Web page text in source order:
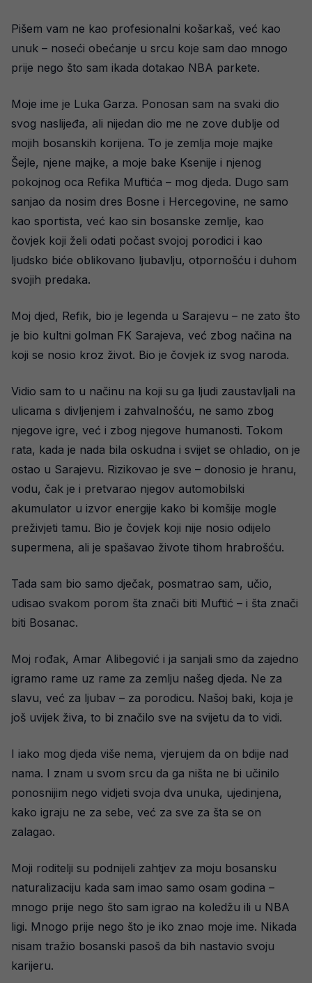
Pišem vam ne kao profesionalni košarkaš, već kao
unuk – noseći obećanje u srcu koje sam dao mnogo
prije nego što sam ikada dotakao NBA parkete.
Moje ime je Luka Garza. Ponosan sam na svaki dio
svog naslijeđa, ali nijedan dio me ne zove dublje od
mojih bosanskih korijena. To je zemlja moje majke
Šejle, njene majke, a moje bake Ksenije i njenog
pokojnog oca Refika Muftića – mog djeda. Dugo sam
sanjao da nosim dres Bosne i Hercegovine, ne samo
kao sportista, već kao sin bosanske zemlje, kao
čovjek koji želi odati počast svojoj porodici i kao
ljudsko biće oblikovano ljubavlju, otpornošću i duhom
svojih predaka.
Moj djed, Refik, bio je legenda u Sarajevu – ne zato što
je bio kultni golman FK Sarajeva, već zbog načina na
koji se nosio kroz život. Bio je čovjek iz svog naroda.
Vidio sam to u načinu na koji su ga ljudi zaustavljali na
ulicama s divljenjem i zahvalnošću, ne samo zbog
njegove igre, već i zbog njegove humanosti. Tokom
rata, kada je nada bila oskudna i svijet se ohladio, on je
ostao u Sarajevu. Rizikovao je sve – donosio je hranu,
vodu, čak je i pretvarao njegov automobilski
akumulator u izvor energije kako bi komšije mogle
preživjeti tamu. Bio je čovjek koji nije nosio odijelo
supermena, ali je spašavao živote tihom hrabrošću.
Tada sam bio samo dječak, posmatrao sam, učio,
udisao svakom porom šta znači biti Muftić – i šta znači
biti Bosanac.
Moj rođak, Amar Alibegović i ja sanjali smo da zajedno
igramo rame uz rame za zemlju našeg djeda. Ne za
slavu, već za ljubav – za porodicu. Našoj baki, koja je
još uvijek živa, to bi značilo sve na svijetu da to vidi.
I iako mog djeda više nema, vjerujem da on bdije nad
nama. I znam u svom srcu da ga ništa ne bi učinilo
ponosnijim nego vidjeti svoja dva unuka, ujedinjena,
kako igraju ne za sebe, već za sve za šta se on
zalagao.
Moji roditelji su podnijeli zahtjev za moju bosansku
naturalizaciju kada sam imao samo osam godina –
mnogo prije nego što sam igrao na koledžu ili u NBA
ligi. Mnogo prije nego što je iko znao moje ime. Nikada
nisam tražio bosanski pasoš da bih nastavio svoju
karijeru.